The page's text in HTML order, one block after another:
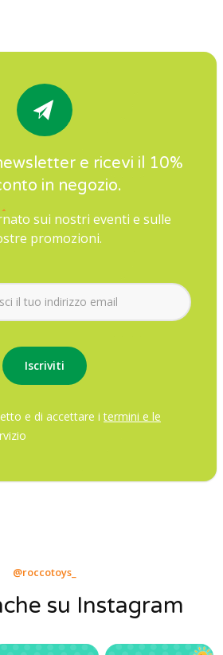
e ricevi il 10%
in negozio.
sui nostri eventi e sulle
promozioni.
e di accettare itermini e le
@roccotoys_
su Instagram